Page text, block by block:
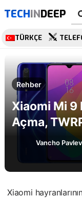
TECHINDEEP
TÜRKÇE
Rehber
Xiaomi Mi 9
Açma,
Vancho
Xiaomi